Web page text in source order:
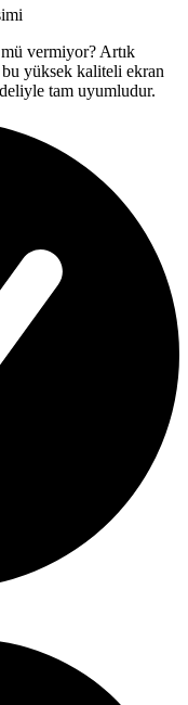
mü vermiyor? Artık
yüksek kaliteli ekran
tam uyumludur.